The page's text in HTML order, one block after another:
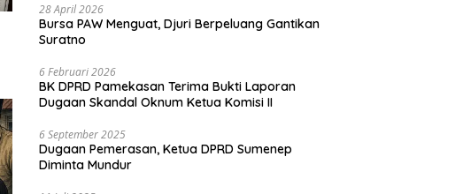
28 April 2026
Bursa PAW Menguat, Djuri Berpeluang Gantikan
Suratno
6 Februari 2026
BK DPRD Pamekasan Terima Bukti Laporan
Dugaan Skandal Oknum Ketua Komisi II
6 September 2025
Dugaan Pemerasan, Ketua DPRD Sumenep
Diminta Mundur